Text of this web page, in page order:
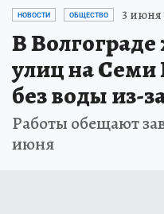
НОВОСТИ ОБЩЕСТВО 3 июня
В
улиц на Семи
без воды из-
Работы обещают
июня